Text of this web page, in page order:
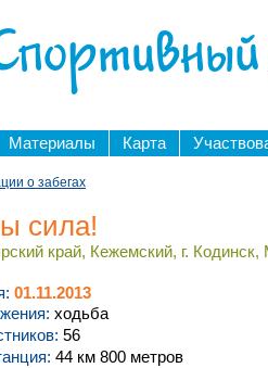
Материалы Карта
о забегах
сила!
край, Кежемский, г.
01.11.2013
ходьба
56
44 км 800 метров